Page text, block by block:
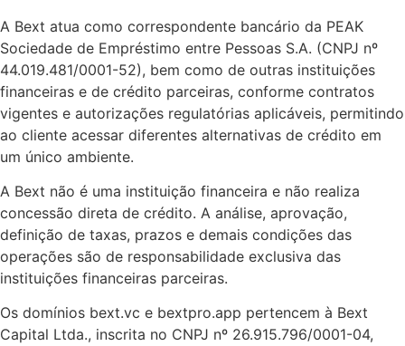
A Bext atua como correspondente bancário da PEAK
Sociedade de Empréstimo entre Pessoas S.A. (CNPJ nº
44.019.481/0001-52), bem como de outras instituições
financeiras e de crédito parceiras, conforme contratos
vigentes e autorizações regulatórias aplicáveis, permitindo
ao cliente acessar diferentes alternativas de crédito em
um único ambiente.
A Bext não é uma instituição financeira e não realiza
concessão direta de crédito. A análise, aprovação,
definição de taxas, prazos e demais condições das
operações são de responsabilidade exclusiva das
instituições financeiras parceiras.
Os domínios bext.vc e bextpro.app pertencem à Bext
Capital Ltda., inscrita no CNPJ nº 26.915.796/0001-04,